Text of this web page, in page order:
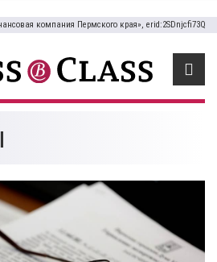
компания Пермского края», erid:2SDnjcfi73Q